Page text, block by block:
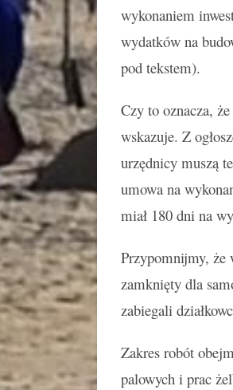
wykonaniem
wydatków na
pod tekstem).
Czy to oznacza,
wskazuje. Z
urzędnicy muszą
umowa na
miał 180 dni na
Przypomnijmy, że
zamknięty dla
zabiegali
Zakres robót
palowych i prac